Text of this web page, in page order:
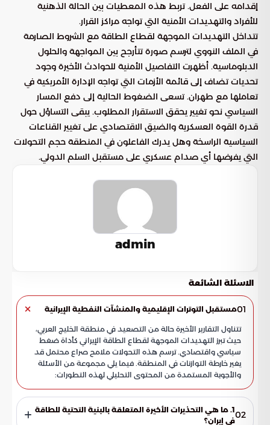
إقدامه على الفعل. تربط هذه المعطيات بين الحالة الذهنية
للأفراد والتهديدات الأمنية التي تواجه مراكز القرار.
تتداخل التهديدات الموجهة لقطاع الطاقة مع الشروط الصارمة
في الملف النووي لترسم صورة تتأرجح بين المواجهة والحلول
الدبلوماسية. أظهرت التفاصيل الأمنية للحوادث الأخيرة وجود
تحديات تضاف إلى قائمة الأزمات التي تواجه الإدارة الأمريكية في
تعاملها مع طهران. تسعى الضغوط الحالية إلى دفع المسار
السياسي نحو تغيير يحقق الاستقرار المطلوب. يبقى التساؤل حول
قدرة القوة العسكرية والضيق الاقتصادي على تغيير القناعات
السياسية الراسخة وهل يدرك الفاعلون في المنطقة حجم التحولات
التي يفرضها أي صدام عسكري على مستقبل السلم الدولي.
admin
الاسئلة الشائعة
01مستقبل التوترات الإقليمية والمنشآت النفطية الإيرانية
تتناول التقارير الأخيرة حالة من التصعيد في منطقة الخليج العربي،
حيث تبرز التهديدات الموجهة لقطاع الطاقة الإيراني كأداة ضغط
سياسي واقتصادي. ترسم هذه التحولات ملامح صراع محتمل قد
يغير خارطة التوازنات في المنطقة. فيما يلي مجموعة من الأسئلة
والأجوبة المستمدة من المحتوى التحليلي لهذه التطورات:
02 1. ما هي التحذيرات الأخيرة المتعلقة بالبنية التحتية للطاقة
في إيران؟